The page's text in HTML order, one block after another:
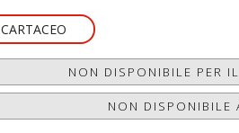
CARTACEO
NON DISPONIBILE PER
NON DISPONIBILE